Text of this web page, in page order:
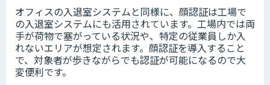
オフィスの入退室システムと同様に、顔認証は工場で
の入退室システムにも活用されています。工場内では両
手が荷物で塞がっている状況や、特定の従業員しか入
れないエリアが想定されます。顔認証を導入すること
で、対象者が歩きながらでも認証が可能になるので大
変便利です。